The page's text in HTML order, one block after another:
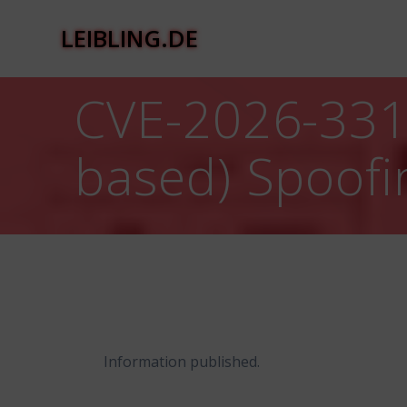
LEIBLING.DE
CVE-2026-
based)
Information published.